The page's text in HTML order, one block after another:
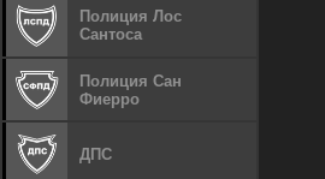
Полиция Лос
Сантоса
Полиция Сан
Фиерро
ДПС